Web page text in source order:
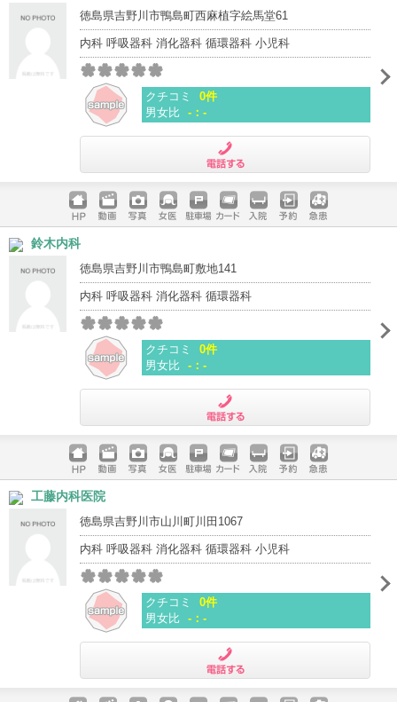
徳島県吉野川市鴨島町西麻植字絵馬堂61
内科 呼吸器科 消化器科 循環器科 小児科
クチコミ
0件
男女比 -：-
ホームペ
ージ
動画 写真 女医 駐車場
クレジッ
入院 予約 急患
鈴木内科
徳島県吉野川市鴨島町敷地141
内科 呼吸器科 消化器科 循環器科
クチコミ
0件
男女比 -：-
ホームペ
ージ
動画 写真 女医 駐車場
クレジッ
入院 予約 急患
工藤内科医院
徳島県吉野川市山川町川田1067
内科 呼吸器科 消化器科 循環器科 小児科
クチコミ
0件
男女比 -：-